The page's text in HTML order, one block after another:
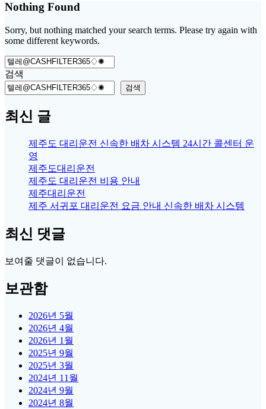
Nothing Found
Sorry, but nothing matched your search terms. Please try again with
some different keywords.
Search
for:
검색
검색
최신 글
제주도 대리운전 신속한 배차 시스템 24시간 콜센터 운
영
제주도대리운전
제주도 대리운전 비용 안내
제주대리운전
제주 서귀포 대리운전 요금 안내 신속한 배차 시스템
최신 댓글
보여줄 댓글이 없습니다.
보관함
2026년 5월
2026년 4월
2026년 1월
2025년 9월
2025년 3월
2024년 11월
2024년 9월
2024년 8월